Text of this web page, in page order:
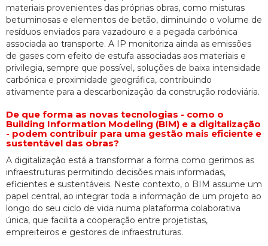
materiais provenientes das próprias obras, como misturas
betuminosas e elementos de betão, diminuindo o volume de
resíduos enviados para vazadouro e a pegada carbónica
associada ao transporte. A IP monitoriza ainda as emissões
de gases com efeito de estufa associadas aos materiais e
privilegia, sempre que possível, soluções de baixa intensidade
carbónica e proximidade geográfica, contribuindo
ativamente para a descarbonização da construção rodoviária.
De que forma as novas tecnologias - como o
Building Information Modeling (BIM) e a digitalização
- podem contribuir para uma gestão mais eficiente e
sustentável das obras?
A digitalização está a transformar a forma como gerimos as
infraestruturas permitindo decisões mais informadas,
eficientes e sustentáveis. Neste contexto, o BIM assume um
papel central, ao integrar toda a informação de um projeto ao
longo do seu ciclo de vida numa plataforma colaborativa
única, que facilita a cooperação entre projetistas,
empreiteiros e gestores de infraestruturas.